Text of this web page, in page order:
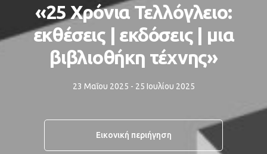
«25 Χρόνια Τελλόγλειο:
εκθέσεις | εκδόσεις | μια
βιβλιοθήκη τέχνης»
23 Μαΐου 2025 - 25 Ιουλίου 2025
Εικονική περιήγηση